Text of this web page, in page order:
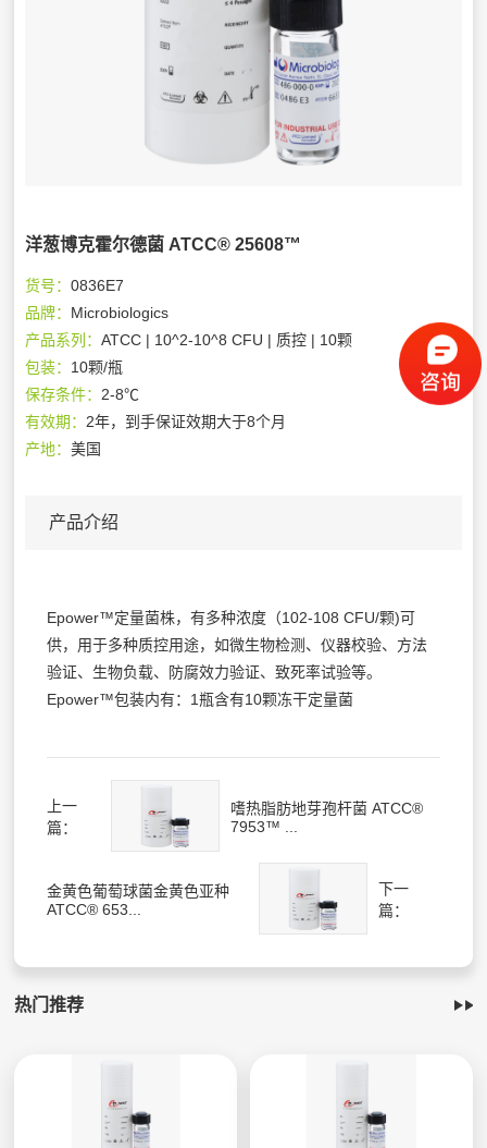
洋葱博克霍尔德菌 ATCC® 25608™
货号：0836E7
品牌： Microbiologics
产品系列：ATCC | 10^2-10^8 CFU | 质控 | 10颗
包装： 10颗/瓶
保存条件：2-8℃
有效期：2年，到手保证效期大于8个月
产地：美国
产品介绍
Epower™定量菌株，有多种浓度（102-108 CFU/颗)可
供，用于多种质控用途，如微生物检测、仪器校验、方法
验证、生物负载、防腐效力验证、致死率试验等。
Epower™包装内有：1瓶含有10颗冻干定量菌
上一
篇：
嗜热脂肪地芽孢杆菌 ATCC®
7953™ ...
金黄色葡萄球菌金黄色亚种
ATCC® 653...
下一
篇：
热门推荐